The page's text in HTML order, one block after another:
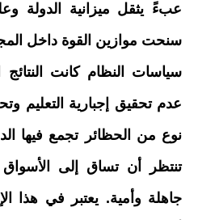
عبءً يثقل ميزانية الدولة
سنحت موازين القوة داخل
سياسات النظام كانت
عدم تحقيق إجبارية التعليم
نوع من الحظائر تجمع فيها
تنتظر أن تساق إلى
جاهلة وأمية. يعتبر في هذا